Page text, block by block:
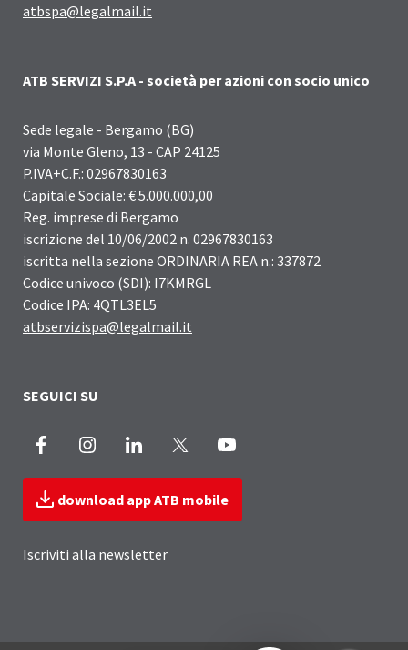
atbspa@legalmail.it
ATB SERVIZI S.P.A - società per azioni con socio unico
Sede legale - Bergamo (BG)
via Monte Gleno, 13 - CAP 24125
P.IVA+C.F.: 02967830163
Capitale Sociale: € 5.000.000,00
Reg. imprese di Bergamo
iscrizione del 10/06/2002 n. 02967830163
iscritta nella sezione ORDINARIA REA n.: 337872
Codice univoco (SDI): I7KMRGL
Codice IPA: 4QTL3EL5
atbservizispa@legalmail.it
SEGUICI SU
Facebook InstagramLinkedIn
download app ATB mobile
Iscriviti alla newsletter